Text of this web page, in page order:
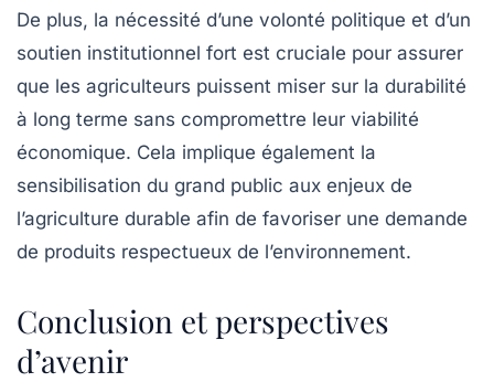
De plus, la nécessité d’une volonté politique et d’un
soutien institutionnel fort est cruciale pour assurer
que les agriculteurs puissent miser sur la durabilité
à long terme sans compromettre leur viabilité
économique. Cela implique également la
sensibilisation du grand public aux enjeux de
l’agriculture durable afin de favoriser une demande
de produits respectueux de l’environnement.
Conclusion et perspectives
d’avenir